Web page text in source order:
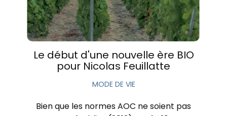
Le début d'une nouvelle ère BIO
pour Nicolas Feuillatte
MODE DE VIE
Bien que les normes AOC ne soient pas